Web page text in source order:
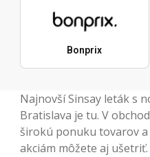
Bonprix
Najnovší Sinsay leták s
Bratislava je tu. V
širokú ponuku tovarov
akciám môžete aj ušetriť.